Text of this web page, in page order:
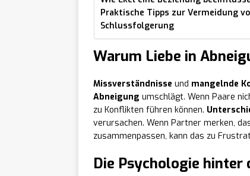
Praktische Tipps zur Vermeidung
Schlussfolgerung
Warum Liebe in
Missverständnisse und mangelnde
Abneigung umschlägt. Wenn Paare
zu Konflikten führen können.
verursachen. Wenn Partner merken,
zusammenpassen, kann das zu
Die Psychologie hinter